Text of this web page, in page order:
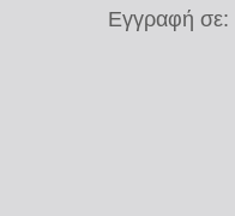
Εγγραφή σε: